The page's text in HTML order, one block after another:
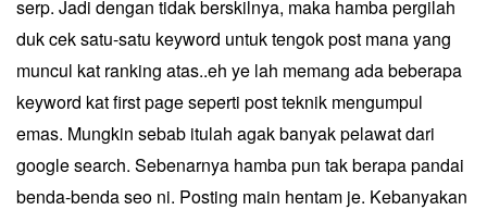
serp. Jadi dengan tidak berskilnya, maka hamba pergilah
duk cek satu-satu keyword untuk tengok post mana yang
muncul kat ranking atas..eh ye lah memang ada beberapa
keyword kat first page seperti postteknik mengumpul
emas. Mungkin sebab itulah agak banyak pelawat dari
google search. Sebenarnya hamba pun tak berapa pandai
benda-benda seo ni. Posting main hentam je. Kebanyakan